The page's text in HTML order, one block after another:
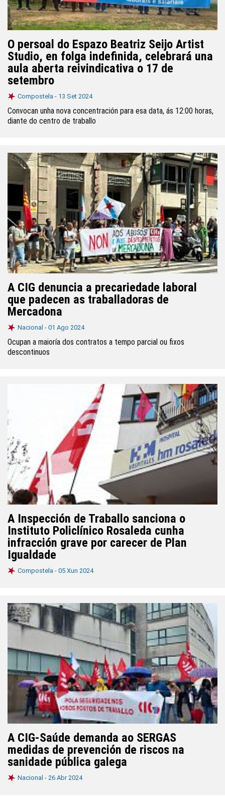
O persoal do Espazo Beatriz Seijo Artist
Studio, en folga indefinida, celebrará una
aula aberta reivindicativa o 17 de
setembro
Compostela - 13 Set 2024
Convocan unha nova concentración para esa data, ás 12:00 horas,
diante do centro de traballo
A CIG denuncia a precariedade laboral
que padecen as traballadoras de
Mercadona
Nacional - 01 Ago 2024
Ocupan a maioría dos contratos a tempo parcial ou fixos
descontinuos
A Inspección de Traballo sanciona o
Instituto Policlínico Rosaleda cunha
infracción grave por carecer de Plan
Igualdade
Compostela - 05 Xun 2024
A CIG-Saúde demanda ao SERGAS
medidas de prevención de riscos na
sanidade pública galega
Nacional - 26 Abr 2024